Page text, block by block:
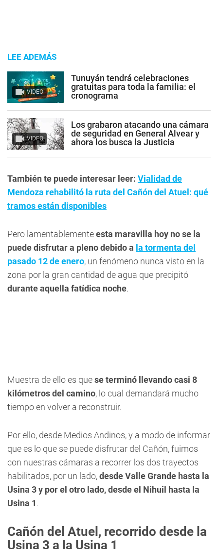
LEE ADEMÁS
VIDEO
Tunuyán tendrá celebraciones
gratuitas para toda la familia: el
cronograma
VIDEO
Los grabaron atacando una cámara
de seguridad en General Alvear y
ahora los busca la Justicia
También te puede interesar leer: Vialidad de
Mendoza rehabilitó la ruta del Cañón del Atuel: qué
tramos están disponibles
Pero lamentablementeesta maravilla hoy no se la
puede disfrutar a pleno debido a la tormenta del
pasado 12 de enero, un fenómeno nunca visto en la
zona por la gran cantidad de agua que precipitó
durante aquella fatídica noche.
Muestra de ello es quese terminó llevando casi 8
kilómetros del camino, lo cual demandará mucho
tiempo en volver a reconstruir.
Por ello, desde Medios Andinos, y a modo de informar
que es lo que se puede disfrutar del Cañón, fuimos
con nuestras cámaras a recorrer los dos trayectos
habilitados, por un lado,desde Valle Grande hasta la
Usina 3 y por el otro lado, desde el Nihuil hasta la
Usina 1.
Cañón del Atuel, recorrido desde la
Usina 3 a la Usina 1